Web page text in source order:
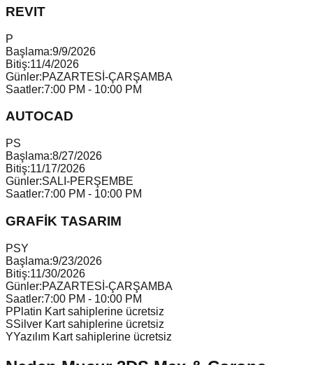
REVIT
P
Başlama:9/9/2026
Bitiş:11/4/2026
Günler:PAZARTESİ-ÇARŞAMBA
Saatler:7:00 PM - 10:00 PM
AUTOCAD
PS
Başlama:8/27/2026
Bitiş:11/17/2026
Günler:SALI-PERŞEMBE
Saatler:7:00 PM - 10:00 PM
GRAFİK TASARIM
PSY
Başlama:9/23/2026
Bitiş:11/30/2026
Günler:PAZARTESİ-ÇARŞAMBA
Saatler:7:00 PM - 10:00 PM
PPlatin Kart sahiplerine ücretsiz
SSilver Kart sahiplerine ücretsiz
YYazılım Kart sahiplerine ücretsiz